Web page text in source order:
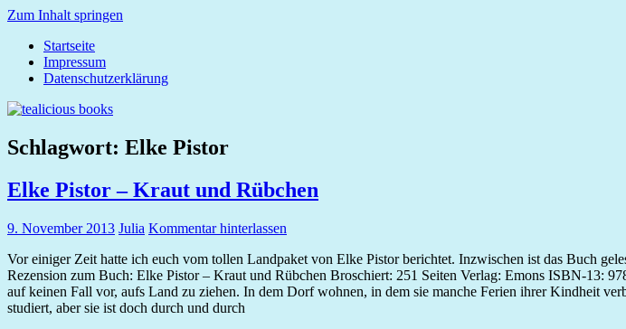
Zum Inhalt springen
tealicious
books
Startseite
Impressum
Datenschutzerklärung
Schlagwort: Elke Pistor
Elke Pistor – Kraut und Rübchen
9. November 2013 Julia Kommentar hinterlassen
Vor einiger Zeit hatte ich euch vom tollen Landpaket von Elke Pistor berichtet. Inzwischen ist das Buch
Rezension zum Buch: Elke Pistor – Kraut und Rübchen Broschiert: 251 Seiten Verlag: Emons ISBN-13:
auf keinen Fall vor, aufs Land zu ziehen. In dem Dorf wohnen, in dem sie manche Ferien ihrer Kindheit
studiert, aber sie ist doch durch und durch